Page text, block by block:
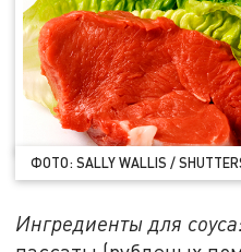
ФОТО: SALLY WALLIS /
Ингредиенты для